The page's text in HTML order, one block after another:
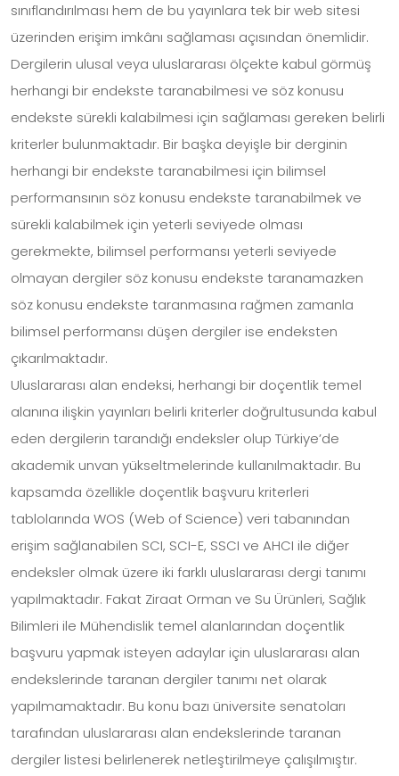
sınıflandırılması hem de bu yayınlara tek bir web sitesi
üzerinden erişim imkânı sağlaması açısından önemlidir.
Dergilerin ulusal veya uluslararası ölçekte kabul görmüş
herhangi bir endekste taranabilmesi ve söz konusu
endekste sürekli kalabilmesi için sağlaması gereken belirli
kriterler bulunmaktadır. Bir başka deyişle bir derginin
herhangi bir endekste taranabilmesi için bilimsel
performansının söz konusu endekste taranabilmek ve
sürekli kalabilmek için yeterli seviyede olması
gerekmekte, bilimsel performansı yeterli seviyede
olmayan dergiler söz konusu endekste taranamazken
söz konusu endekste taranmasına rağmen zamanla
bilimsel performansı düşen dergiler ise endeksten
çıkarılmaktadır.
Uluslararası alan endeksi, herhangi bir doçentlik temel
alanına ilişkin yayınları belirli kriterler doğrultusunda kabul
eden dergilerin tarandığı endeksler olup Türkiye’de
akademik unvan yükseltmelerinde kullanılmaktadır. Bu
kapsamda özellikle doçentlik başvuru kriterleri
tablolarında WOS (Web of Science) veri tabanından
erişim sağlanabilen SCI, SCI-E, SSCI ve AHCI ile diğer
endeksler olmak üzere iki farklı uluslararası dergi tanımı
yapılmaktadır. Fakat Ziraat Orman ve Su Ürünleri, Sağlık
Bilimleri ile Mühendislik temel alanlarından doçentlik
başvuru yapmak isteyen adaylar için uluslararası alan
endekslerinde taranan dergiler tanımı net olarak
yapılmamaktadır. Bu konu bazı üniversite senatoları
tarafından uluslararası alan endekslerinde taranan
dergiler listesi belirlenerek netleştirilmeye çalışılmıştır.